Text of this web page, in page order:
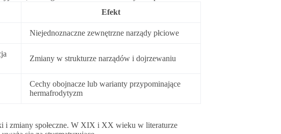
Efekt
Niejednoznaczne zewnętrzne narządy płciowe
Zmiany w strukturze narządów i dojrzewaniu
Cechy obojnacze lub warianty przypominające
hermafrodytyzm
i zmiany społeczne. W XIX i XX wieku w literaturze